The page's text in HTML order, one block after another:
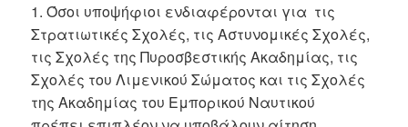
1. Όσοι υποψήφιοι ενδιαφέρονται για τις
Στρατιωτικές Σχολές, τις Αστυνομικές Σχολές,
τις Σχολές της Πυροσβεστικής Ακαδημίας, τις
Σχολές του Λιμενικού Σώματος και τις Σχολές
της Ακαδημίας του Εμπορικού Ναυτικού